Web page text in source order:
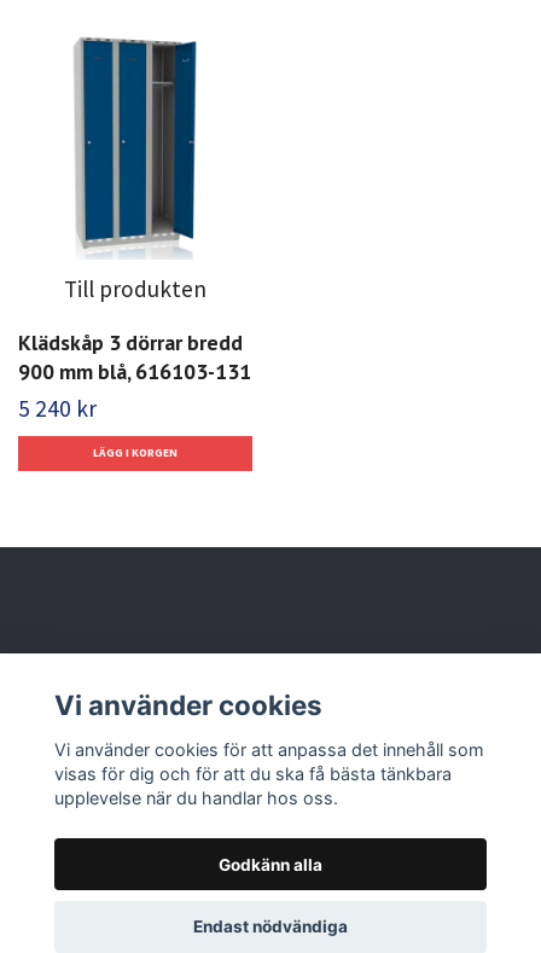
Till produkten
Klädskåp 3 dörrar bredd
900 mm blå, 616103-131
5 240 kr
Läs mer
© 2026 Nolbox AB
Vi använder cookies
Vi använder cookies för att anpassa det innehåll som
visas för dig och för att du ska få bästa tänkbara
upplevelse när du handlar hos oss.
Godkänn alla
Endast nödvändiga